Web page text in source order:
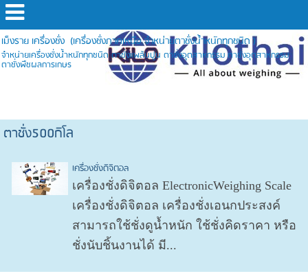
เม็งราย เครื่องชั่ง (เครื่องชั่งภาคเหนือ จำหน่ายตาชั่งน้ำหนักทุกชนิด )
จำหน่ายเครื่องชั่งน้ำหนักทุกชนิด ตาชั่งแพล้นปูน ตาชั่งอุตสาหกรรม ตาชั่งอุตสาหกรรม
ตาชั่งพืชผลการเกษร
ตาชั่ง500กิโล
เครื่องชั่งดิจิตอล
เครื่องชั่งดิจิตอล ElectronicWeighing Scale
เครื่องชั่งดิจิตอล เครื่องชั่งเอนกประสงค์
สามารถใช้ชั่งดูน้ำหนัก ใช้ชั่งคิดราคา หรือ
ชั่งนับชิ้นงานได้ มี...